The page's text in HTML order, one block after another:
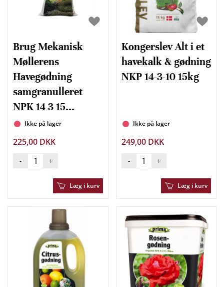
Brug Mekanisk
Møllerens
Havegødning
samgranulleret
NPK 14 3 15...
Ikke på lager
225,00 DKK
- +
Læg i kurv
Kongerslev Alt i et
havekalk & gødning
NKP 14-3-10 15kg
Ikke på lager
249,00 DKK
- +
Læg i kurv